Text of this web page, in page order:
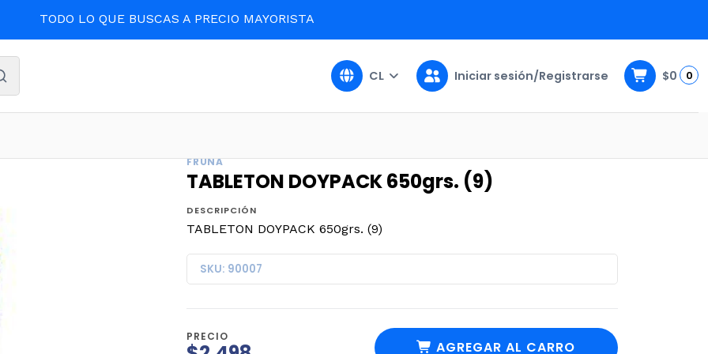
TODO LO QUE BUSCAS A PRECIO MAYORISTA
CL Iniciar sesión/Registrarse $0 0
FRUNA
TABLETON DOYPACK 650grs. (9)
DESCRIPCIÓN
TABLETON DOYPACK 650grs. (9)
SKU: 90007
PRECIO
AGREGAR AL CARRO